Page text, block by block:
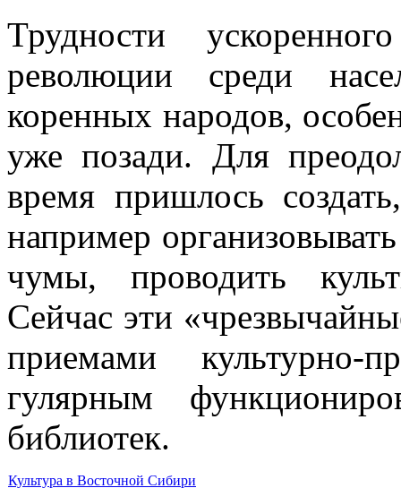
Трудности
революции среди
коренных народов,
уже позади. Для
время пришлось
напри­мер
чумы, проводить
Сейчас эти
приемами культурно-
гулярным
библиотек.
Культура в Восточной Сибири